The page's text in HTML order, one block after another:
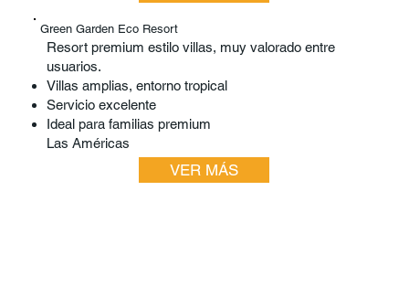
Green Garden Eco Resort
Resort premium estilo villas, muy valorado entre
usuarios.
Villas amplias, entorno tropical
Servicio excelente
Ideal para familias premium
Las Américas
VER MÁS